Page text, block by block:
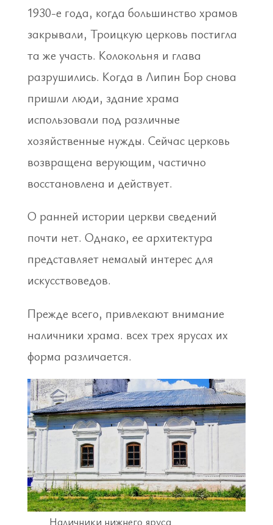
1930-е года, когда большинство храмов
закрывали, Троицкую церковь постигла
та же участь. Колокольня и глава
разрушились. Когда в Липин Бор снова
пришли люди, здание храма
использовали под различные
хозяйственные нужды. Сейчас церковь
возвращена верующим, частично
восстановлена и действует.
О ранней истории церкви сведений
почти нет. Однако, ее архитектура
представляет немалый интерес для
искусствоведов.
Прежде всего, привлекают внимание
наличники храма. всех трех ярусах их
форма различается.
Наличники нижнего яруса